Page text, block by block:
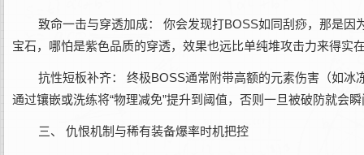
致命一击与穿透加成：‌ 你会发现打BOSS如同刮痧，那是因
宝石，哪怕是紫色品质的穿透，效果也远比单纯堆攻击力来得实
抗性短板补齐：‌ 终极BOSS通常附带高额的元素伤害（如冰
通过镶嵌或洗练将“物理减免”提升到阈值，否则一旦被破防就会
三、 仇恨机制与稀有装备爆率时机把控‌